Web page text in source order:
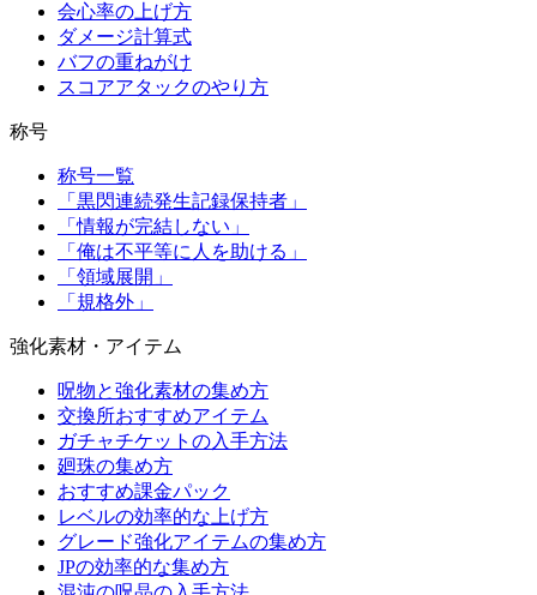
会心率の上げ方
ダメージ計算式
バフの重ねがけ
スコアアタックのやり方
称号
称号一覧
「黒閃連続発生記録保持者」
「情報が完結しない」
「俺は不平等に人を助ける」
「領域展開」
「規格外」
強化素材・アイテム
呪物と強化素材の集め方
交換所おすすめアイテム
ガチャチケットの入手方法
廻珠の集め方
おすすめ課金パック
レベルの効率的な上げ方
グレード強化アイテムの集め方
JPの効率的な集め方